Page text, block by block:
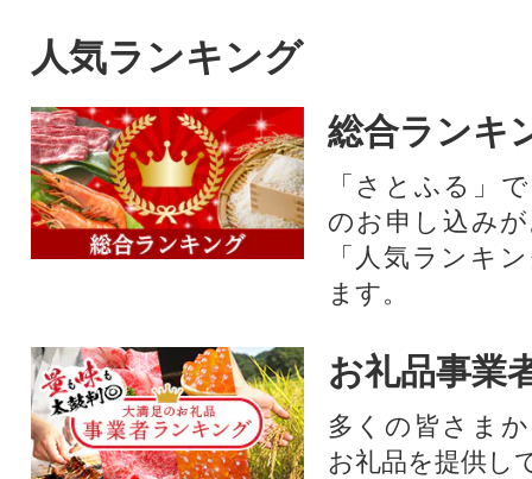
人気ランキング
総合ランキ
「さとふる」
のお申し込み
「人気ランキ
ます。
お礼品事業
多くの皆さま
お礼品を提供し